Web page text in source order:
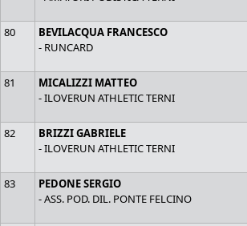
80
BEVILACQUA FRANCESCO
- RUNCARD
81
MICALIZZI MATTEO
- ILOVERUN ATHLETIC TERNI
82
BRIZZI GABRIELE
- ILOVERUN ATHLETIC TERNI
83
PEDONE SERGIO
- ASS. POD. DIL. PONTE FELCINO